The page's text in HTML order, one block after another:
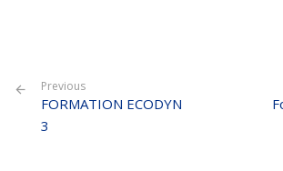
Previous
FORMATION ECODYN
3